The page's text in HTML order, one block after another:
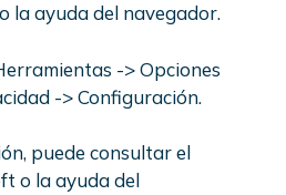
la ayuda del navegador.
-> Opciones
-> Configuración.
puede consultar el
o la ayuda del